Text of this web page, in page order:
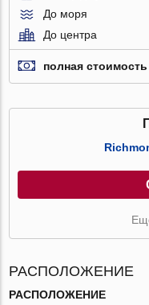
До моря
До центра
полная стоимость
РАСПОЛОЖЕНИЕ
РАСПОЛОЖЕНИЕ